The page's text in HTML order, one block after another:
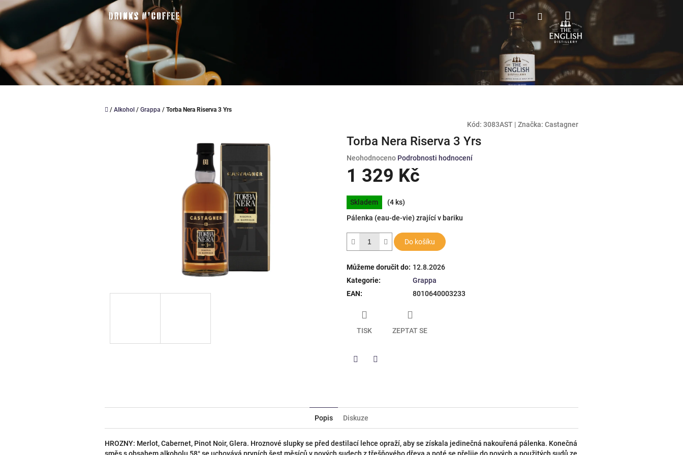
Přejít
na
HledatPřihlášeníNákupní
košík
Domů
/ Alkohol / Grappa / Torba Nera Riserva 3 Yrs
Kód: 3083AST | Značka: Castagner
Torba Nera Riserva 3 Yrs
Průměrné
hodnocení
produktu
0,0
z
5
Neohodnoceno Podrobnosti hodnocení
1 329 Kč
Měrná
cena:
Skladem
(4 ks)
Pálenka (eau-de-vie) zrající v bariku
Do košíku
Můžeme doručit do: 12.8.2026
Kategorie:
Grappa
EAN: 8010640003233
TISK ZEPTAT SE
Popis Diskuze
HROZNY: Merlot, Cabernet, Pinot Noir, Glera. Hroznové slupky se před destilací lehce opraží, aby se získala jedinečná nakouřená pálenka. Konečná